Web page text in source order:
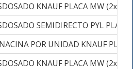
KNAUF PLACA MW
SEMIDIRECTO PYL
POR UNIDAD KNAUF
KNAUF PLACA MW